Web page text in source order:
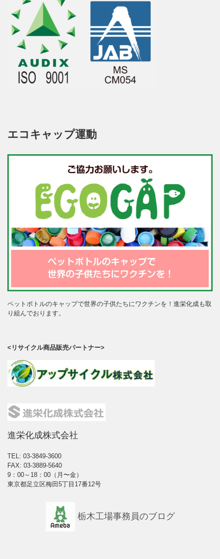
エコキャップ運動
ペットボトルのキャップで世界の子供たちにワクチンを！進栄化成も取
り組んでおります。
<リサイクル商品販売パートナー>
進栄化成株式会社
TEL: 03-3849-3600
FAX: 03-3889-5640
9：00～18：00（月〜金）
東京都足立区梅田5丁目17番12号
栃木工場事務員のブログ